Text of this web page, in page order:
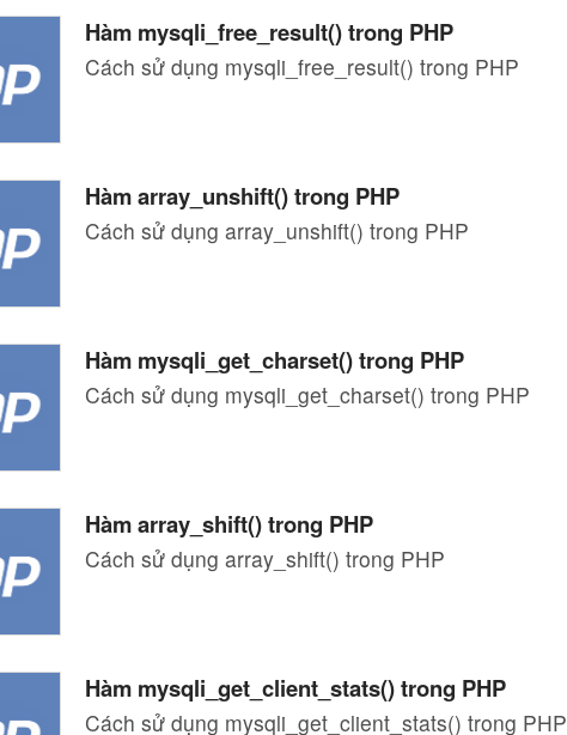
Hàm mysqli_free_result() trong PHP
Cách sử dụng mysqli_free_result() trong PHP
Hàm array_unshift() trong PHP
Cách sử dụng array_unshift() trong PHP
Hàm mysqli_get_charset() trong PHP
Cách sử dụng mysqli_get_charset() trong PHP
Hàm array_shift() trong PHP
Cách sử dụng array_shift() trong PHP
Hàm mysqli_get_client_stats() trong PHP
Cách sử dụng mysqli_get_client_stats() trong PHP